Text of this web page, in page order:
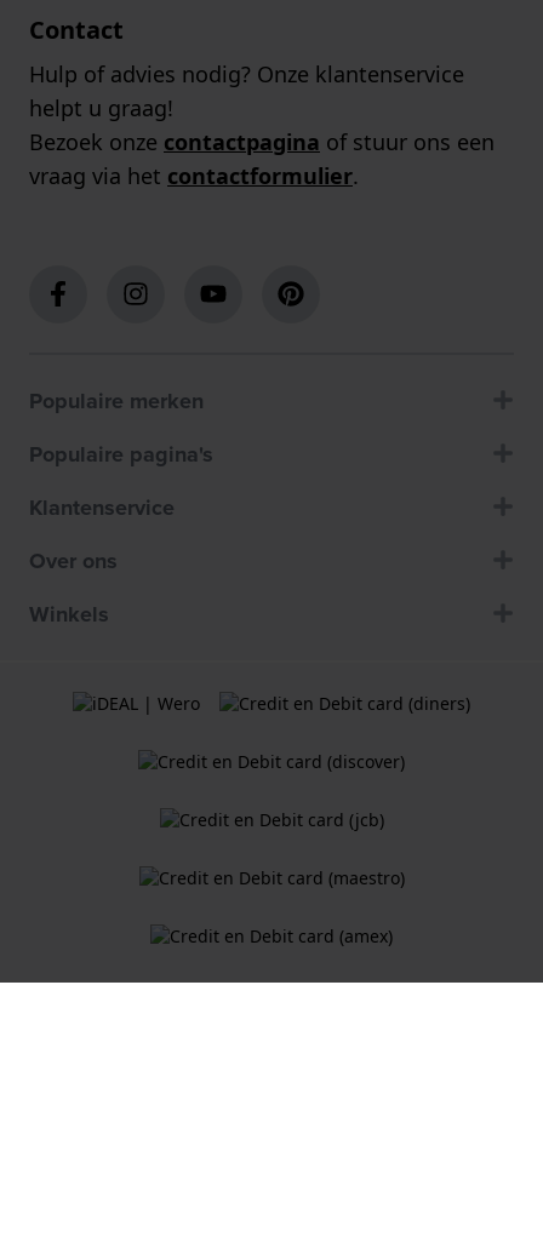
Contact
Hulp of advies nodig? Onze klantenservice
helpt u graag!
Bezoek onze contactpagina of stuur ons een
vraag via het contactformulier.
Populaire merken
Populaire pagina's
Klantenservice
Over ons
Winkels